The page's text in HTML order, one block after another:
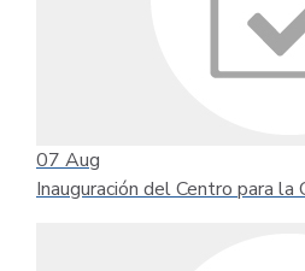
07 Aug
Inauguración del Centro para